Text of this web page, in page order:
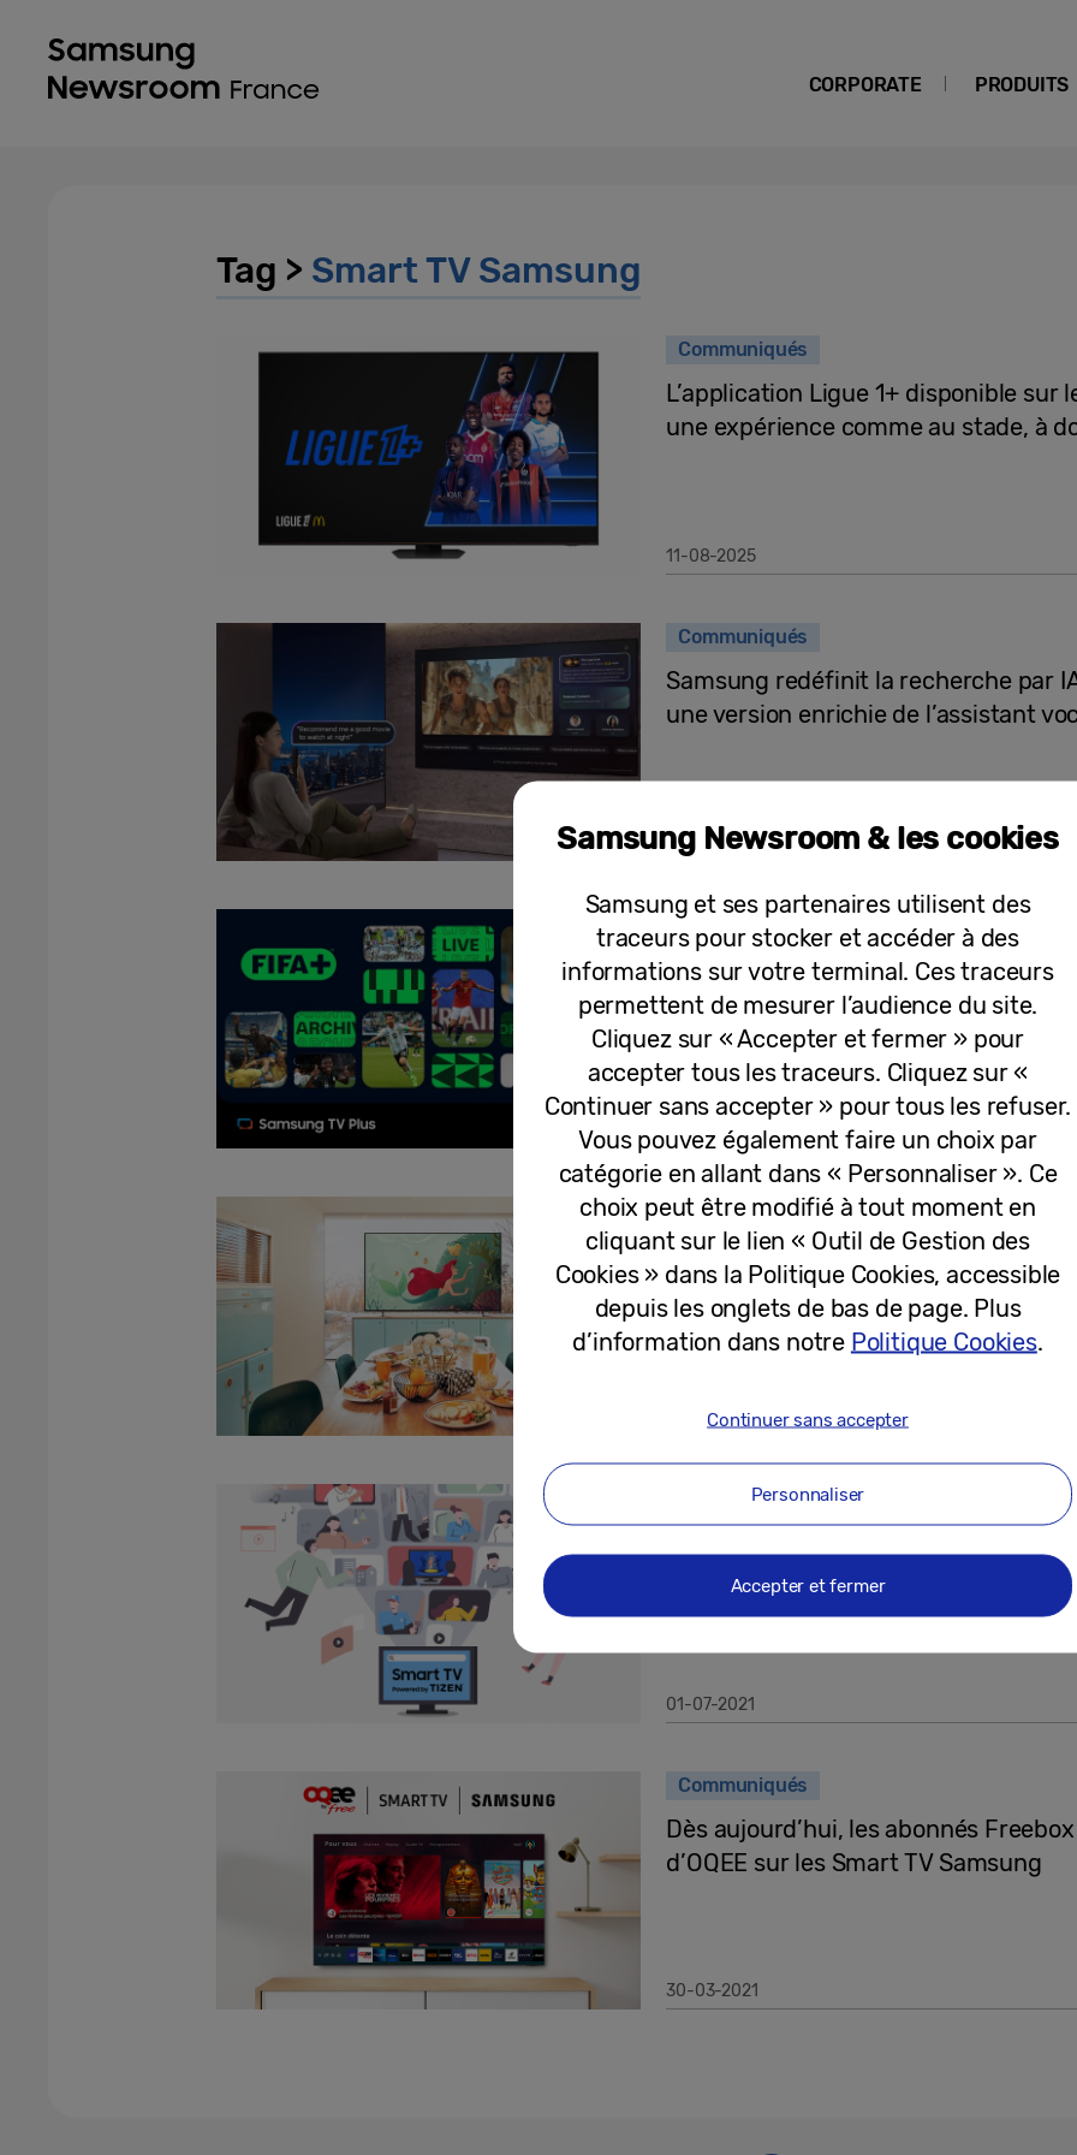
CORPORATE PRODUITS
Tag > Smart TV Samsung
Communiqués
L’application Ligue 1+ disponible sur
une expérience comme au stade, à
11-08-2025
Communiqués
Samsung redéfinit la recherche par
une version enrichie de l’assistant
05-08-2025
Communiqués
A ne pas manquer sur Samsung TV
05-06-2025
Communiqués
Une nouvelle collection d’oeuvres
dans L’Art Store des TV Samsung
22-05-2025
Six points clés à propos de TIZEN
Samsung
01-07-2021
Communiqués
Dès aujourd’hui, les abonnés
d’OQEE sur les Smart TV Samsung
30-03-2021
Samsung Newsroom & les cookies
Samsung et ses partenaires utilisent des
traceurs pour stocker et accéder à des
informations sur votre terminal. Ces traceurs
permettent de mesurer l’audience du site.
Cliquez sur « Accepter et fermer » pour
accepter tous les traceurs. Cliquez sur «
Continuer sans accepter » pour tous les refuser.
Vous pouvez également faire un choix par
catégorie en allant dans « Personnaliser ». Ce
choix peut être modifié à tout moment en
cliquant sur le lien « Outil de Gestion des
Cookies » dans la Politique Cookies, accessible
depuis les onglets de bas de page. Plus
d’information dans notre Politique Cookies.
Continuer sans accepter
Personnaliser
Accepter et fermer